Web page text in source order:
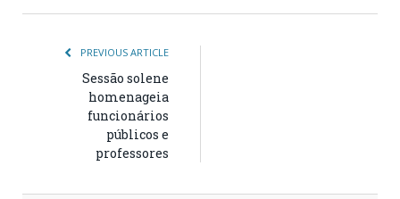
PREVIOUS ARTICLE
Sessão solene
homenageia
funcionários
públicos e
professores